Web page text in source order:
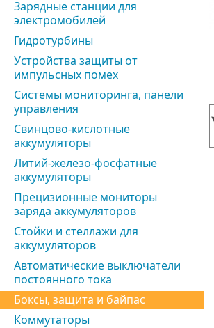
Зарядные станции для
электромобилей
Гидротурбины
Устройства защиты от
импульсных помех
Системы мониторинга, панели
управления
Свинцово-кислотные
аккумуляторы
Литий-железо-фосфатные
аккумуляторы
Прецизионные мониторы
заряда аккумуляторов
Стойки и стеллажи для
аккумуляторов
Автоматические выключатели
постоянного тока
Боксы, защита и байпас
Коммутаторы